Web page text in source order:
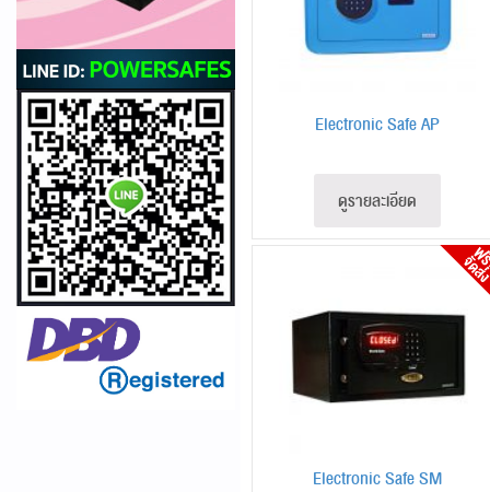
Electronic Safe AP
ดูรายละเอียด
Electronic Safe SM